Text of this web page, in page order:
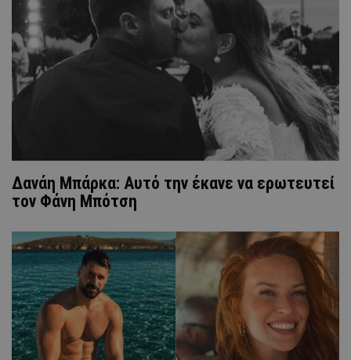
Δανάη Μπάρκα: Aυτό την έκανε να ερωτευτεί
τον Φάνη Μπότση